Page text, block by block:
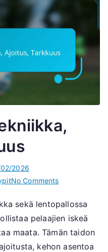
2026
No Commentson
Tekniikka,
Ajoitus,
Tarkkuus
sekä lentopallossa
pelaajien iskeä
maata. Tämän taidon
kehon asentoa